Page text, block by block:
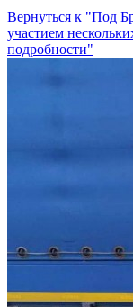
Вернуться к "Под
участием
подробности"